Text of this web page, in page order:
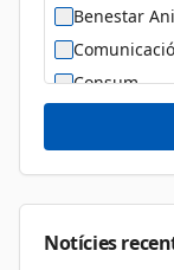
Benestar
Comunicació
Consum
Diversitat
Dona
Notícies